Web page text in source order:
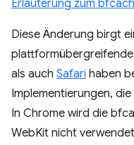
Erläuterung zum
Diese Änderung birgt
als auch Safari haben
Implementierungen,
In Chrome wird die
WebKit nicht